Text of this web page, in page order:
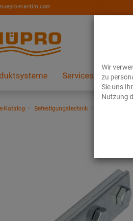
Wir
zu
Sie uns
Nutzung
maritim.com
Services
Katalog Befestigungstechnik